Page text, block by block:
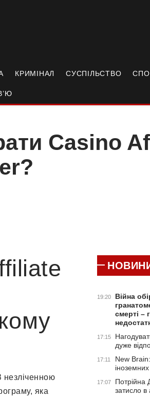
КРИМІНАЛ СУСПІЛЬСТВО
Casino
незліченною
яка
19:20
Війна
смерті –
17:15
дуже
17:11
New
17:07
Потрійна
затисло в